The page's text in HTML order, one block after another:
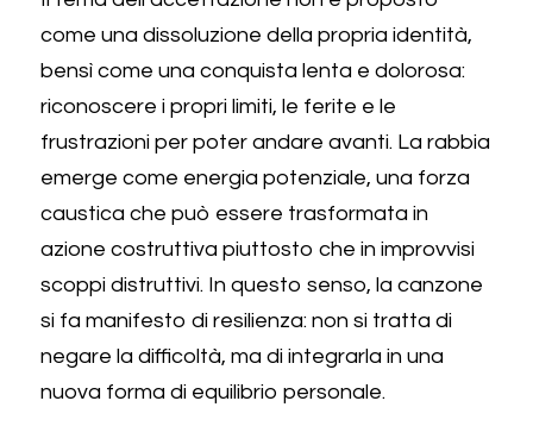
come una dissoluzione della propria identità,
bensì come una conquista lenta e dolorosa:
riconoscere i propri limiti, le ferite e le
frustrazioni per poter andare avanti. La rabbia
emerge come energia potenziale, una forza
caustica che può essere trasformata in
azione costruttiva piuttosto che in improvvisi
scoppi distruttivi. In questo senso, la canzone
si fa manifesto di resilienza: non si tratta di
negare la difficoltà, ma di integrarla in una
nuova forma di equilibrio personale.